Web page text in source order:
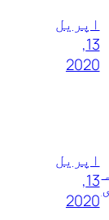
اپریل
13,
2020
اپریل
13,
2020